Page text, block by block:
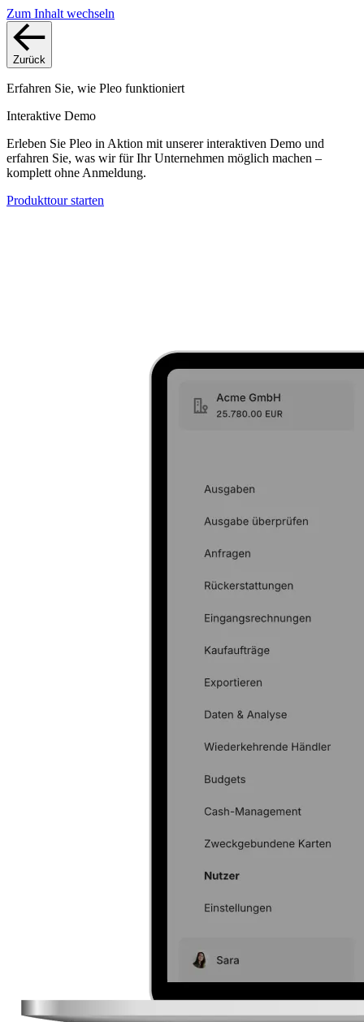
Zum Inhalt wechseln
Zurück
Erfahren Sie, wie Pleo funktioniert
Interaktive Demo
Erleben Sie Pleo in Aktion mit unserer interaktiven Demo und
erfahren Sie, was wir für Ihr Unternehmen möglich machen –
komplett ohne Anmeldung.
Produkttour starten